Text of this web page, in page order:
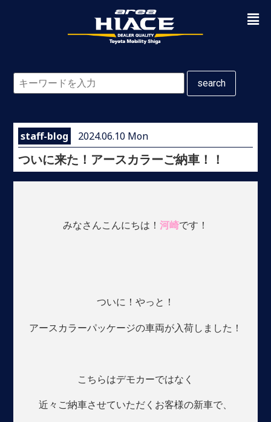
search
staff-blog 2024.06.10 Mon
ついに来た！アースカラーご納車！！
みなさんこんにちは！ 河崎です！
ついに！やっと！
アースカラーパッケージの車両が入荷しました！
こちらはデモカーではなく
近々ご納車させていただくお客様の新車で、